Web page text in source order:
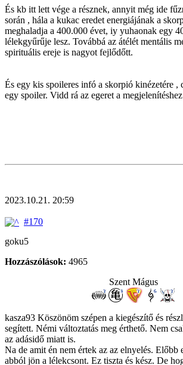
És kb itt lett vége a résznek, annyit még ide
során , hála a kukac eredet energiájának a
meghaladja a 400.000 évet, iy yuhaonak egy
lélekgyűrűje lesz. Továbbá az átélét mentális
spirituális ereje is nagyot fejlődőtt.
És egy kis spoileres infó a skorpió kinézetére ,
egy spoiler. Vidd rá az egeret a
2023.10.21. 20:59
#170
goku5
Hozzászólások: 4965
Szent Mágus
kasza93 Köszönöm szépen a kiegészítő és
segített. Némi változtatás meg érthető. Nem
az adásidő miatt is.
Na de amit én nem értek az az elnyelés. Előbb
abból jön a lélekcsont. Ez tiszta és kész. De